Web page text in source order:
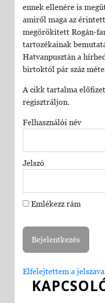
ennek ellenére is
amiről maga az
megörökített Rogán-
tartozékainak
Hatvanpusztán a
birtoktól pár száz
A cikk tartalma
regisztráljon.
Felhasználói név
Jelszó
Emlékezz rám
Elfelejtettem a